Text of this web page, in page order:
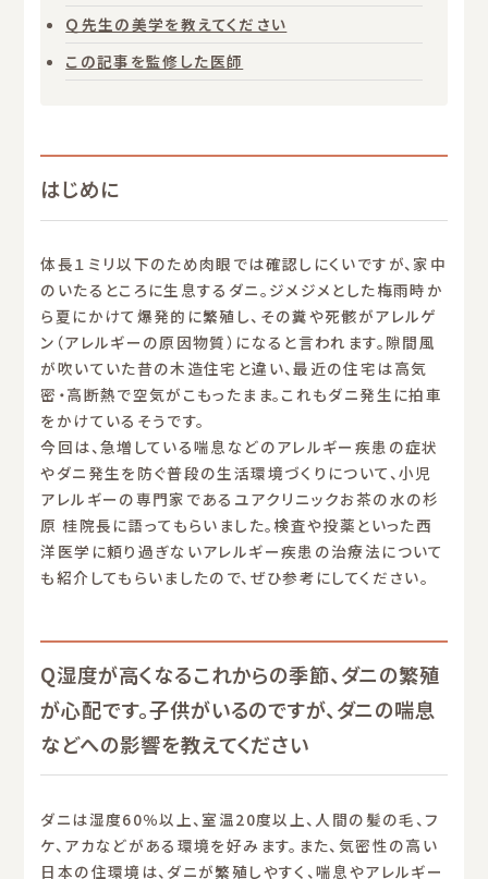
Ｑ先生の美学を教えてください
この記事を監修した医師
はじめに
体長１ミリ以下のため肉眼では確認しにくいですが、家中
のいたるところに生息するダニ。ジメジメとした梅雨時か
ら夏にかけて爆発的に繁殖し、その糞や死骸がアレルゲ
ン（アレルギーの原因物質）になると言われます。隙間風
が吹いていた昔の木造住宅と違い、最近の住宅は高気
密・高断熱で空気がこもったまま。これもダニ発生に拍車
をかけているそうです。
今回は、急増している喘息などのアレルギー疾患の症状
やダニ発生を防ぐ普段の生活環境づくりについて、小児
アレルギーの専門家であるユアクリニックお茶の水の杉
原 桂院長に語ってもらいました。検査や投薬といった西
洋医学に頼り過ぎないアレルギー疾患の治療法について
も紹介してもらいましたので、ぜひ参考にしてください。
Q湿度が高くなるこれからの季節、ダニの繁殖
が心配です。子供がいるのですが、ダニの喘息
などへの影響を教えてください
ダニは湿度60％以上、室温20度以上、人間の髪の毛、フ
ケ、アカなどがある環境を好みます。また、気密性の高い
日本の住環境は、ダニが繁殖しやすく、喘息やアレルギー